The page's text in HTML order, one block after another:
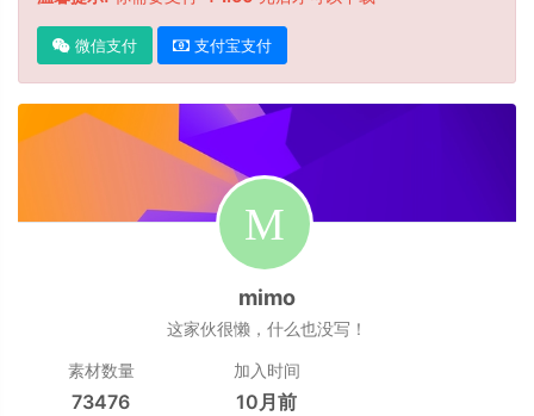
微信支付 支付宝支付
mimo
这家伙很懒，什么也没写！
素材数量
73476
加入时间
10月前